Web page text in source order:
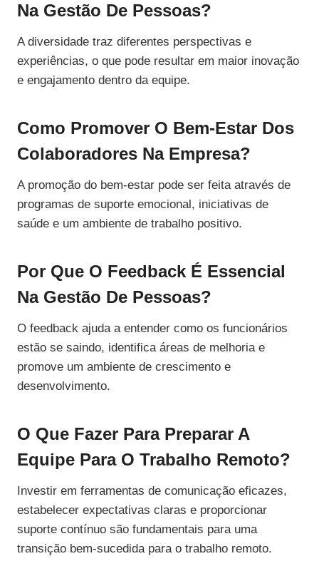
Na Gestão De Pessoas?
A diversidade traz diferentes perspectivas e
experiências, o que pode resultar em maior inovação
e engajamento dentro da equipe.
Como Promover O Bem-Estar Dos
Colaboradores Na Empresa?
A promoção do bem-estar pode ser feita através de
programas de suporte emocional, iniciativas de
saúde e um ambiente de trabalho positivo.
Por Que O Feedback É Essencial
Na Gestão De Pessoas?
O feedback ajuda a entender como os funcionários
estão se saindo, identifica áreas de melhoria e
promove um ambiente de crescimento e
desenvolvimento.
O Que Fazer Para Preparar A
Equipe Para O Trabalho Remoto?
Investir em ferramentas de comunicação eficazes,
estabelecer expectativas claras e proporcionar
suporte contínuo são fundamentais para uma
transição bem-sucedida para o trabalho remoto.